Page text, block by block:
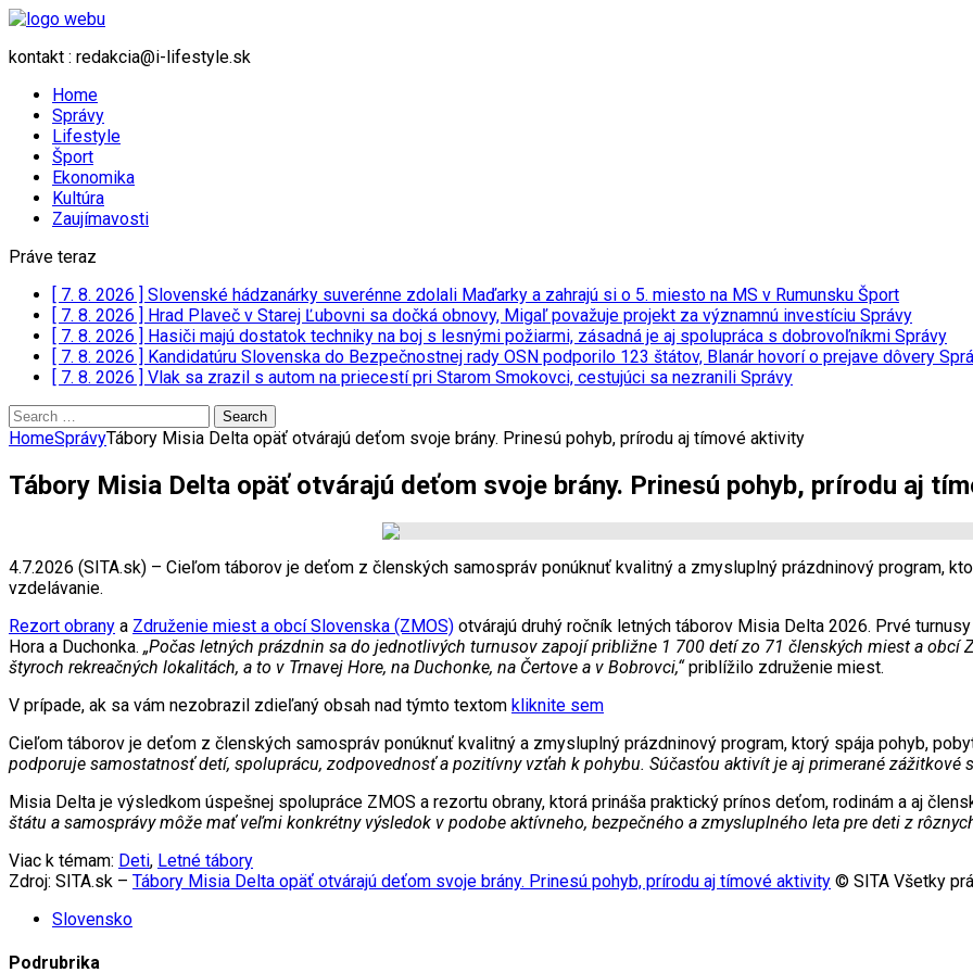
kontakt : redakcia@i-lifestyle.sk
Home
Správy
Lifestyle
Šport
Ekonomika
Kultúra
Zaujímavosti
Práve teraz
[ 7. 8. 2026 ] Slovenské hádzanárky suverénne zdolali Maďarky a zahrajú si o 5. miesto na MS v Rumunsku Šport
[ 7. 8. 2026 ] Hrad Plaveč v Starej Ľubovni sa dočká obnovy, Migaľ považuje projekt za významnú investíciu Správy
[ 7. 8. 2026 ] Hasiči majú dostatok techniky na boj s lesnými požiarmi, zásadná je aj spolupráca s dobrovoľníkmi Správy
[ 7. 8. 2026 ] Kandidatúru Slovenska do Bezpečnostnej rady OSN podporilo 123 štátov, Blanár hovorí o prejave dôvery
[ 7. 8. 2026 ] Vlak sa zrazil s autom na priecestí pri Starom Smokovci, cestujúci sa nezranili Správy
Search
for:
HomeSprávyTábory Misia Delta opäť otvárajú deťom svoje brány. Prinesú pohyb, prírodu aj tímové aktivity
Tábory Misia Delta opäť otvárajú deťom svoje brány. Prinesú pohyb, prírodu aj
4.7.2026 (SITA.sk) – Cieľom táborov je deťom z členských samospráv ponúknuť kvalitný a zmysluplný prázdninový program,
vzdelávanie.
Rezort obrany a Združenie miest a obcí Slovenska (ZMOS) otvárajú druhý ročník letných táborov Misia Delta 2026. Prvé
Hora a Duchonka. „Počas letných prázdnin sa do jednotlivých turnusov zapojí približne 1 700 detí zo 71 členských miest a obcí
štyroch rekreačných lokalitách, a to v Trnavej Hore, na Duchonke, na Čertove a v Bobrovci,“priblížilo združenie miest.
V prípade, ak sa vám nezobrazil zdieľaný obsah nad týmto textom kliknite sem
Cieľom táborov je deťom z členských samospráv ponúknuť kvalitný a zmysluplný prázdninový program, ktorý spája pohyb,
podporuje samostatnosť detí, spoluprácu, zodpovednosť a pozitívny vzťah k pohybu. Súčasťou aktivít je aj primerané zážitkové
Misia Delta je výsledkom úspešnej spolupráce ZMOS a rezortu obrany, ktorá prináša praktický prínos deťom, rodinám a aj
štátu a samosprávy môže mať veľmi konkrétny výsledok v podobe aktívneho, bezpečného a zmysluplného leta pre deti z
Viac k témam: Deti, Letné tábory
Zdroj: SITA.sk – Tábory Misia Delta opäť otvárajú deťom svoje brány. Prinesú pohyb, prírodu aj tímové aktivity © SITA Všetky
Slovensko
Podrubrika